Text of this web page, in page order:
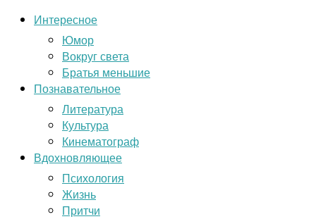
Интересное
Юмор
Вокруг света
Братья меньшие
Познавательное
Литература
Культура
Кинематограф
Вдохновляющее
Психология
Жизнь
Притчи